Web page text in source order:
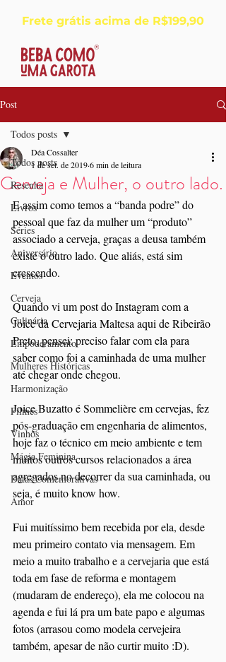
Frete grátis acima de R$199,90
Post
Todos posts
Resenha
Livros
Séries
Aniversário
Eventos
Cerveja
Culinária
Empoderamento
Mulheres Históricas
Harmonização
Filmes
Vinhos
Mágia Feminina
Datas Comemorativas
Amor
Todos posts
Cerveja e Mulher, o outro lado.
Déa Cossalter
1 de set. de 20196 min de leitura
E assim como temos a “banda podre” do
pessoal que faz da mulher um “produto”
associado a cerveja, graças a deusa também
existe o outro lado. Que aliás, está sim
crescendo.
Quando vi um post do Instagram com a
Joice da Cervejaria Maltesa aqui de Ribeirão
Preto, pensei: preciso falar com ela para
saber como foi a caminhada de uma mulher
até chegar onde chegou.
Joice Buzatto é Sommelière em cervejas, fez
pós-graduação em engenharia de alimentos,
hoje faz o técnico em meio ambiente e tem
muitos outros cursos relacionados a área
agregados no decorrer da sua caminhada, ou
seja, é muito know how.
Fui muitíssimo bem recebida por ela, desde
meu primeiro contato via mensagem. Em
meio a muito trabalho e a cervejaria que está
toda em fase de reforma e montagem
(mudaram de endereço), ela me colocou na
agenda e fui lá pra um bate papo e algumas
fotos (arrasou como modela cervejeira
também, apesar de não curtir muito :D).